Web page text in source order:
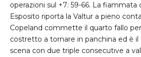
operazioni sul +7: 59-66. La fiammata
Esposito riporta la Valtur a pieno
Copeland commette il quarto fallo
costretto a tornare in panchina ed è il
scena con due triple consecutive a